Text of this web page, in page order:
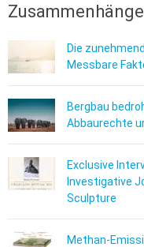
Die
Messbare
Bergbau
Abbaurechte
Exclusive
Investigative
Sculpture
Methan-